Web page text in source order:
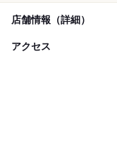
店舗情報（詳細）
アクセス